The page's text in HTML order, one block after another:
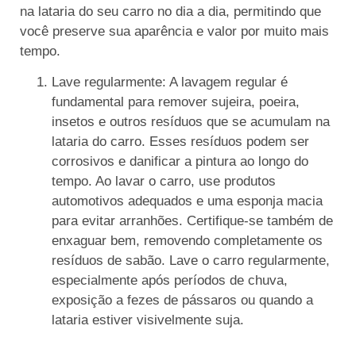
na lataria do seu carro no dia a dia, permitindo que
você preserve sua aparência e valor por muito mais
tempo.
Lave regularmente: A lavagem regular é
fundamental para remover sujeira, poeira,
insetos e outros resíduos que se acumulam na
lataria do carro. Esses resíduos podem ser
corrosivos e danificar a pintura ao longo do
tempo. Ao lavar o carro, use produtos
automotivos adequados e uma esponja macia
para evitar arranhões. Certifique-se também de
enxaguar bem, removendo completamente os
resíduos de sabão. Lave o carro regularmente,
especialmente após períodos de chuva,
exposição a fezes de pássaros ou quando a
lataria estiver visivelmente suja.